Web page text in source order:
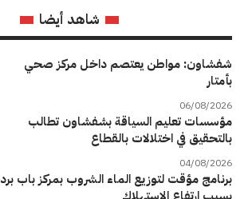
شاهد أيضا
شفشاون: مواطن يعتصم داخل مركز صحي
بأمتار
06/08/2026
مؤسسات تعليم السياقة بشفشاون تطالب
بالتحقيق في اختلالات بالقطاع
04/08/2026
برنامج مؤقت لتوزيع الماء الشروب بمركز باب برد